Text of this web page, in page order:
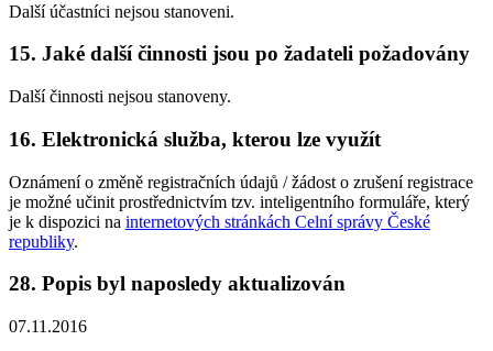
Další účastníci nejsou stanoveni.
15. Jaké další činnosti jsou po žadateli požadovány
Další činnosti nejsou stanoveny.
16. Elektronická služba, kterou lze využít
Oznámení o změně registračních údajů / žádost o zrušení registrace
je možné učinit prostřednictvím tzv. inteligentního formuláře, který
je k dispozici na internetových stránkách Celní správy České
republiky.
28. Popis byl naposledy aktualizován
07.11.2016